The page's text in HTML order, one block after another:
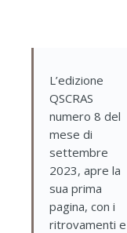
L’edizione
QSCRAS
numero 8 del
mese di
settembre
2023, apre la
sua prima
pagina, con i
ritrovamenti e